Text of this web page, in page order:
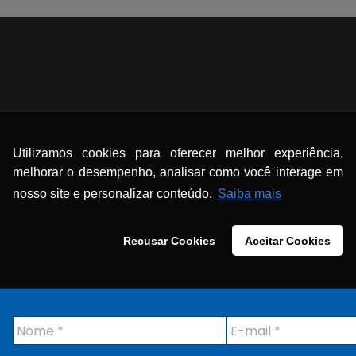
Utilizamos cookies para oferecer melhor experiência,
melhorar o desempenho, analisar como você interage em
nosso site e personalizar conteúdo. Saiba mais
Recusar Cookies Aceitar Cookies
N
o
E
-